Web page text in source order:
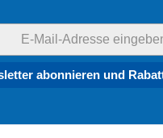
abonnieren und